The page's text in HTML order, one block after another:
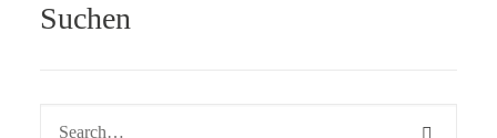
Suchen